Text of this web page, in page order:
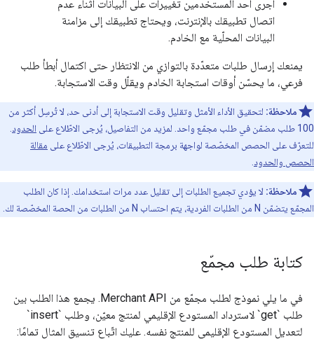
أجرى أحد المستخدمين تغييرات على البيانات أثناء عدم
اتصال تطبيقك بالإنترنت، ويحتاج تطبيقك إلى مزامنة
البيانات المحلّية مع الخادم.
يمنعك إرسال طلبات متعدّدة بالتوازي من الانتظار حتى اكتمال أبطأ طلب
فرعي، ما يحسّن أوقات استجابة الخادم ويقلّل وقت الاستجابة.
ملاحظة: لتحقيق الأداء الأمثل وتقليل وقت الاستجابة إلى أدنى حد، لا تُرسِل أكثر من
100 طلب مضمّن في طلب مجمّع واحد. لمزيد من التفاصيل، يُرجى الاطّلاع على
الحدود
للتعرّف على الحصص المخصّصة لواجهة برمجة التطبيقات، يُرجى الاطّلاع على مقالة
الحصص والحدود
ملاحظة: لا يؤدي تجميع الطلبات إلى تقليل عدد مرات استخدامك. إذا كان الطلب
المجمّع يتضمّن N من الطلبات الفردية، يتم احتساب N من الطلبات من الحصة المخصّصة لك.
كتابة طلب مجمّع
في ما يلي نموذج لطلب مجمّع من Merchant API. يجمع هذا الطلب بين
طلب `get` لاسترداد المستودع الإقليمي لمنتج معيّن، وطلب `insert`
لتعديل المستودع الإقليمي للمنتج نفسه. عليك اتّباع تنسيق المثال تمامًا: